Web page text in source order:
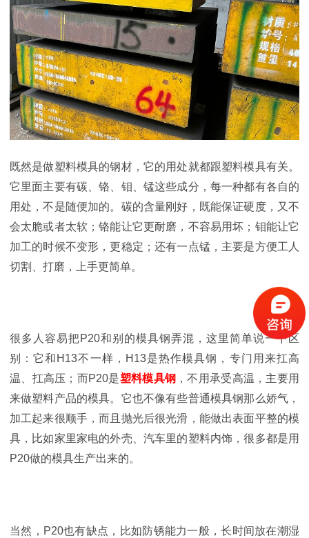
既然是做塑料模具的钢材，它的用处就都跟塑料模具有关。
它里面主要有碳、铬、钼、锰这些成分，每一种都有各自的
用处，不是随便加的。碳的含量刚好，既能保证硬度，又不
会太脆或者太软；铬能让它更耐磨，不容易用坏；钼能让它
加工的时候不变形，更稳定；还有一点锰，主要是方便工人
切割、打磨，上手更简单。
很多人容易把P20和别的模具钢弄混，这里简单说一下区
别：它和H13不一样，H13是热作模具钢，专门用来扛高
温、扛高压；而P20是塑料模具钢 ，不用承受高温，主要用
来做塑料产品的模具。它也不像有些普通模具钢那么娇气，
加工起来很顺手，而且抛光后很光滑，能做出表面平整的模
具，比如家里家电的外壳、汽车里的塑料内饰，很多都是用
P20做的模具生产出来的。
当然，P20也有缺点，比如防锈能力一般，长时间放在潮湿